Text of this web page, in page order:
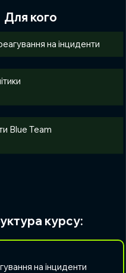
Для кого
на інциденти
Blue Team
курсу:
на інциденти